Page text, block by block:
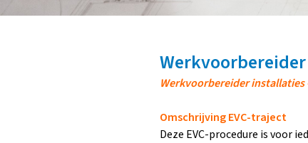
Werkvoorbereider installaties
Omschrijving EVC-traject
Deze EVC-procedure is voor